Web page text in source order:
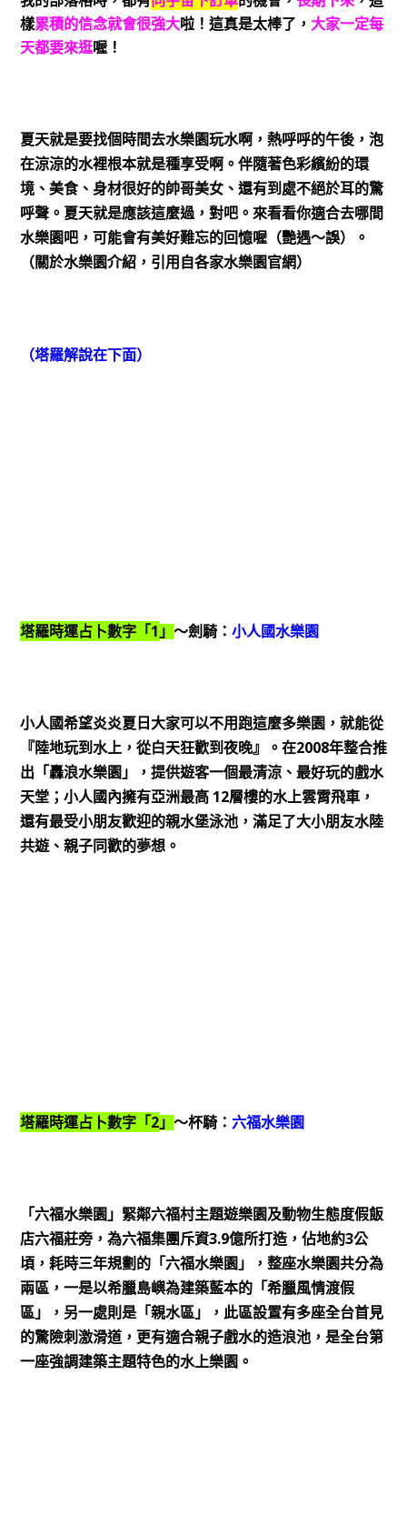
樣累積的信念就會很強大啦！這真是太棒了， 大家一定每
天都要來逛喔！
夏天就是要找個時間去水樂園玩水啊，熱呼呼的午後，泡
在涼涼的水裡根本就是種享受啊。伴隨著色彩繽紛的環
境、美食、身材很好的帥哥美女、還有到處不絕於耳的驚
呼聲。夏天就是應該這麼過，對吧。來看看你適合去哪間
水樂園吧，可能會有美好難忘的回憶喔（艷遇～誤）。
（關於水樂園介紹，引用自各家水樂園官網）
（塔羅解說在下面）
塔羅時運占卜數字「1 」 ～劍騎： 小人國水樂園
小人國希望炎炎夏日大家可以不用跑這麼多樂園，就能從
『陸地玩到水上，從白天狂歡到夜晚』。在2008年整合推
出「轟浪水樂園」，提供遊客一個最清涼、最好玩的戲水
天堂；小人國內擁有亞洲最高12層樓的水上雲霄飛車，
還有最受小朋友歡迎的親水堡泳池，滿足了大小朋友水陸
共遊、親子同歡的夢想。
塔羅時運占卜數字「2」 ～杯騎： 六福水樂園
「六福水樂園」緊鄰六福村主題遊樂園及動物生態度假飯
店六福莊旁，為六福集團斥資3.9億所打造，佔地約3公
頃，耗時三年規劃的「六福水樂園」，整座水樂園共分為
兩區，一是以希臘島嶼為建築藍本的「希臘風情渡假
區」，另一處則是「親水區」，此區設置有多座全台首見
的驚險刺激滑道，更有適合親子戲水的造浪池，是全台第
一座強調建築主題特色的水上樂園。